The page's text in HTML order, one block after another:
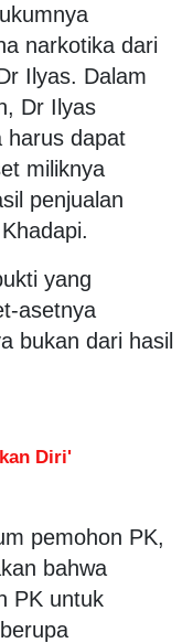
narkotika dari
Ilyas. Dalam
Dr Ilyas
harus dapat
miliknya
penjualan
yang
asetnya
bukan dari hasil
Diri'
pemohon PK,
bahwa
PK untuk